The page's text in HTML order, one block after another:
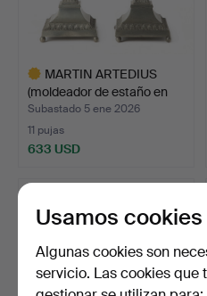
MARTIN ARTEDIUS
(moldeador de estaño en
No…
Subastado 5 ene 2026
11 pujas
633 USD
seleccionado
Usamos cookies
Algunas cookies son
servicio. Las cookies que